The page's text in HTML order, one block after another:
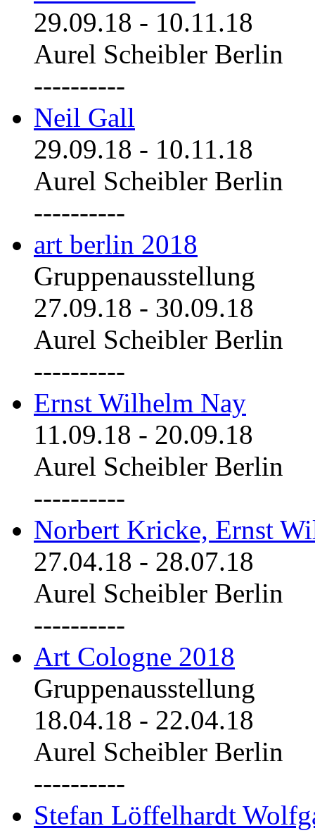
29.09.18 - 10.11.18
Aurel Scheibler Berlin
----------
Neil Gall
29.09.18 - 10.11.18
Aurel Scheibler Berlin
----------
art berlin 2018
Gruppenausstellung
27.09.18 - 30.09.18
Aurel Scheibler Berlin
----------
Ernst Wilhelm Nay
11.09.18 - 20.09.18
Aurel Scheibler Berlin
----------
Norbert Kricke, Ernst
27.04.18 - 28.07.18
Aurel Scheibler Berlin
----------
Art Cologne 2018
Gruppenausstellung
18.04.18 - 22.04.18
Aurel Scheibler Berlin
----------
Stefan Löffelhardt